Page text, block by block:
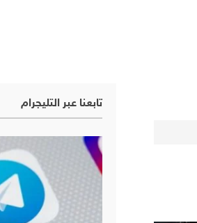
تابعنا عبر التليجرام